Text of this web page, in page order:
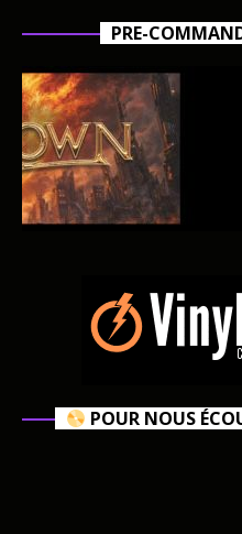
PRE-
POUR NOUS